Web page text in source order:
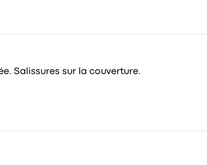
Salissures sur la couverture.